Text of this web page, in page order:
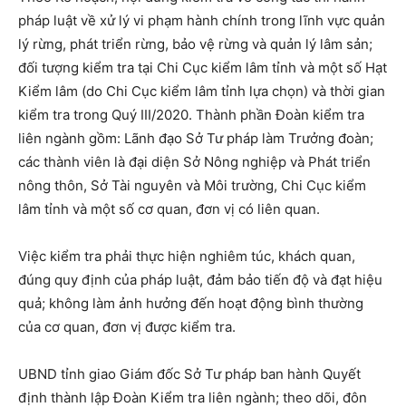
pháp luật về xử lý vi phạm hành chính trong lĩnh vực quản
lý rừng, phát triển rừng, bảo vệ rừng và quản lý lâm sản;
đối tượng kiểm tra tại Chi Cục kiểm lâm tỉnh và một số Hạt
Kiểm lâm (do Chi Cục kiểm lâm tỉnh lựa chọn) và thời gian
kiểm tra trong Quý III/2020. Thành phần Đoàn kiểm tra
liên ngành gồm: Lãnh đạo Sở Tư pháp làm Trưởng đoàn;
các thành viên là đại diện Sở Nông nghiệp và Phát triển
nông thôn, Sở Tài nguyên và Môi trường, Chi Cục kiểm
lâm tỉnh và một số cơ quan, đơn vị có liên quan.
Việc kiểm tra phải thực hiện nghiêm túc, khách quan,
đúng quy định của pháp luật, đảm bảo tiến độ và đạt hiệu
quả; không làm ảnh hưởng đến hoạt động bình thường
của cơ quan, đơn vị được kiểm tra.
UBND tỉnh giao Giám đốc Sở Tư pháp ban hành Quyết
định thành lập Đoàn Kiểm tra liên ngành; theo dõi, đôn